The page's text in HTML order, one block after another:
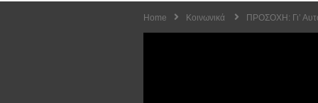
Home Κοινωνικά ΠΡΟΣΟΧΗ: Γι’